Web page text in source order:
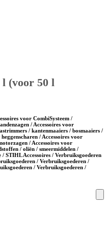
(voor 50 l
voor CombiSysteem /
/ Accessoires voor
/ kantenmaaiers / bosmaaiers /
/ Accessoires voor
/ Accessoires voor
/ oliën / smeermiddelen /
STIHL Accessoires / Verbruiksgoederen
/ Verbruiksgoederen /
/ Verbruiksgoederen /